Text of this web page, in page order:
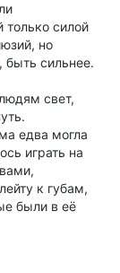
только силой
но
быть сильнее.
свет,
едва могла
играть на
к губам,
были в её